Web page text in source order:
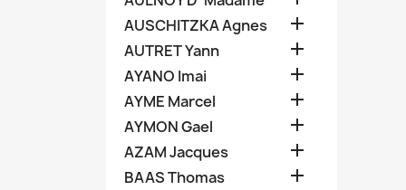
AUSCHITZKA Agnes 
AUTRET Yann 
AYANO Imai 
AYME Marcel 
AYMON Gael 
AZAM Jacques 
BAAS Thomas 